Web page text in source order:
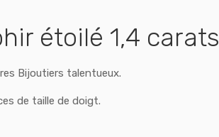
étoilé 1,4 carats
Bijoutiers talentueux.
de taille de doigt.